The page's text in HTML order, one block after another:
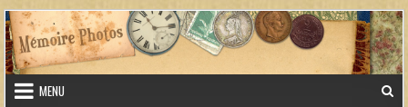
Skip to content
MENU